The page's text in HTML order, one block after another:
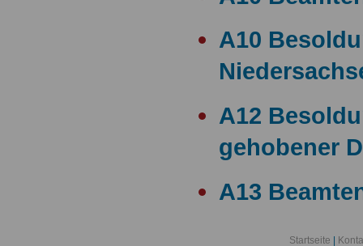
A10
A12
gehobener
A13
A13
Startseite